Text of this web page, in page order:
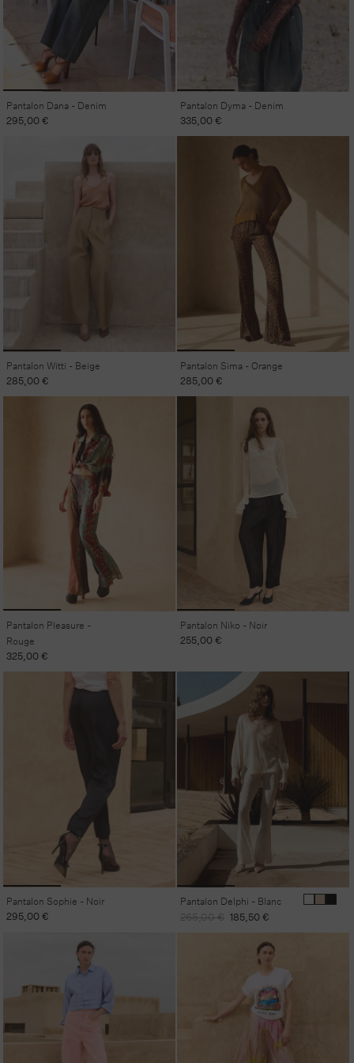
Pantalon Dana - Denim
Prix
295,00 €
Pantalon Dyma - Denim
Prix
habituel
335,00 €
Pantalon Witti - Beige
Prix
habituel
285,00 €
Pantalon Sima - Orange
Prix
habituel
285,00 €
Pantalon Pleasure -
Rouge
Prix
habituel
325,00 €
Pantalon Niko - Noir
Prix
255,00 €
Pantalon Sophie - Noir
Prix
295,00 €
Pantalon Delphi - Blanc
Prix
265,00 € Prix
promotionnel
185,50 €